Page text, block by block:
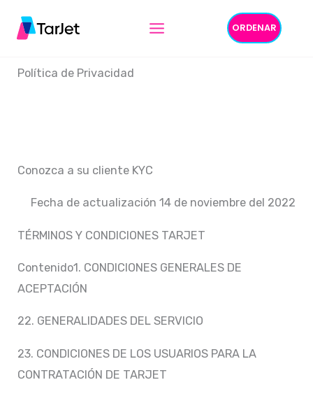
ORDENAR
Términos & Condiciones
Política de Privacidad
Conozca a su cliente KYC
Fecha de actualización 14 de noviembre del 2022
TÉRMINOS Y CONDICIONES TARJET
Contenido1. CONDICIONES GENERALES DE
ACEPTACIÓN
22. GENERALIDADES DEL SERVICIO
23. CONDICIONES DE LOS USUARIOS PARA LA
CONTRATACIÓN DE TARJET